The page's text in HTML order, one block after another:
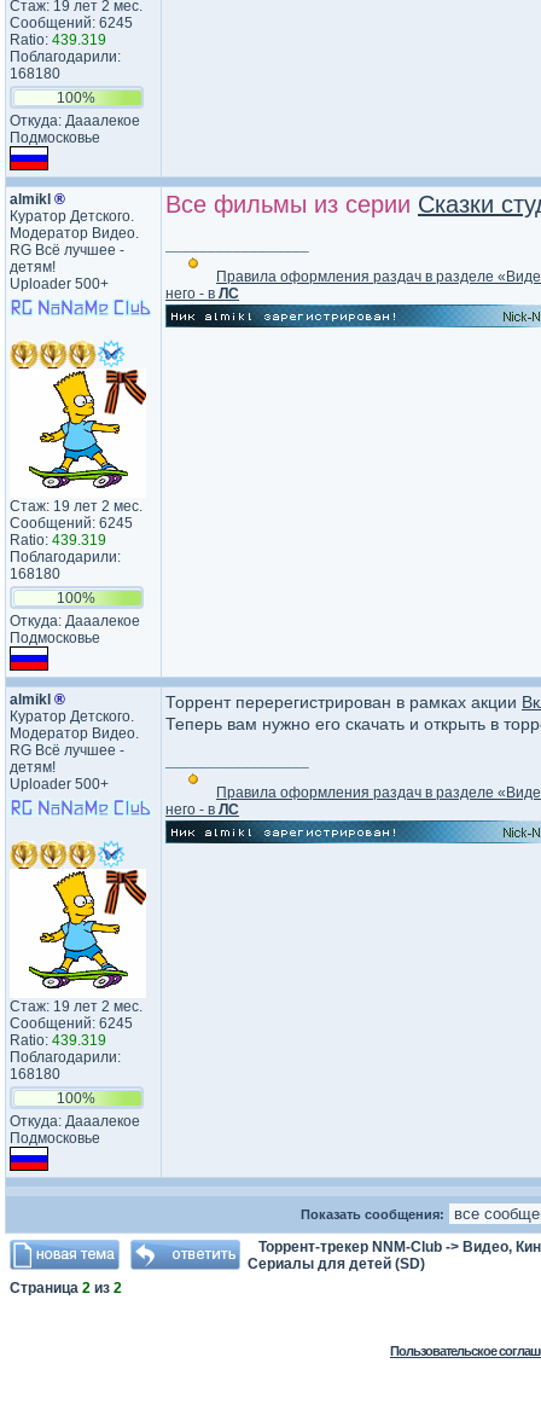
Стаж: 19 лет 2 мес.
Сообщений: 6245
Ratio: 439.319
Поблагодарили:
168180
100%
Откуда: Дааалекое
Подмосковье
almikl ®
Куратор Детского.
Модератор Видео.
RG Всё лучшее -
детям!
Uploader 500+
Стаж: 19 лет 2 мес.
Сообщений: 6245
Ratio: 439.319
Поблагодарили:
168180
100%
Откуда: Дааалекое
Подмосковье
Все фильмы из серии Сказки
Правила оформления раздач в разделе
него - в ЛС
almikl ®
Куратор Детского.
Модератор Видео.
RG Всё лучшее -
детям!
Uploader 500+
Стаж: 19 лет 2 мес.
Сообщений: 6245
Ratio: 439.319
Поблагодарили:
168180
100%
Откуда: Дааалекое
Подмосковье
Торрент перерегистрирован в рамках акции
Теперь вам нужно его скачать и открыть в
Правила оформления раздач в разделе
него - в ЛС
Показать сообщения:
Торрент-трекер NNM-Club -> Видео,
Сериалы для детей (SD)
Страница 2 из 2
Пользовательское